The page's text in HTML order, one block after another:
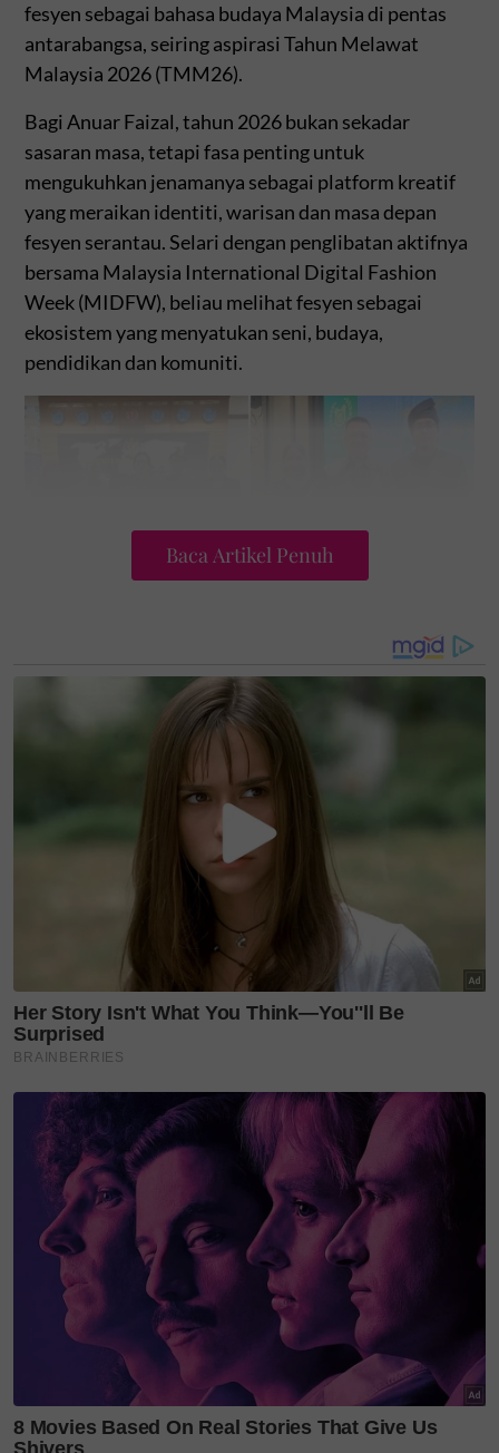
fesyen sebagai bahasa budaya Malaysia di pentas
antarabangsa, seiring aspirasi Tahun Melawat
Malaysia 2026 (TMM26).
Bagi Anuar Faizal, tahun 2026 bukan sekadar
sasaran masa, tetapi fasa penting untuk
mengukuhkan jenamanya sebagai platform kreatif
yang meraikan identiti, warisan dan masa depan
fesyen serantau. Selari dengan penglibatan aktifnya
bersama Malaysia International Digital Fashion
Week (MIDFW), beliau melihat fesyen sebagai
ekosistem yang menyatukan seni, budaya,
pendidikan dan komuniti.
“Visi saya adalah menjadikan Anuar Faizal sebagai
suara fesyen Asia Tenggara yang berani, relevan dan
berakar pada naratif tempatan, tetapi bersifat
universal serta mampu diterima di pelbagai pasaran
Menurut beliau, misi utama menuju 2026 adalah
memperkasakan pereka dan bakat tempatan agar
lebih berdaya saing di peringkat global.
Dalam masa sama, membuka lebih banyak ruang
kolaborasi rentas negara yang mampu memperluas
jaringan, pendedahan dan kematangan industri
fesyen Malaysia secara menyeluruh.
Baca Artikel Penuh